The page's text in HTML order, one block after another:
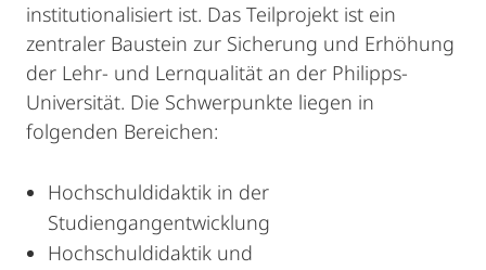
institutionalisiert ist. Das Teilprojekt ist ein
zentraler Baustein zur Sicherung und Erhöhung
der Lehr- und Lernqualität an der Philipps-
Universität. Die Schwerpunkte liegen in
folgenden Bereichen:
Hochschuldidaktik in der
Studiengangentwicklung
Hochschuldidaktik und